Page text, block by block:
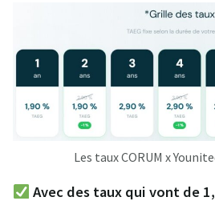
Les taux CORUM x
Avec des taux qui vont de